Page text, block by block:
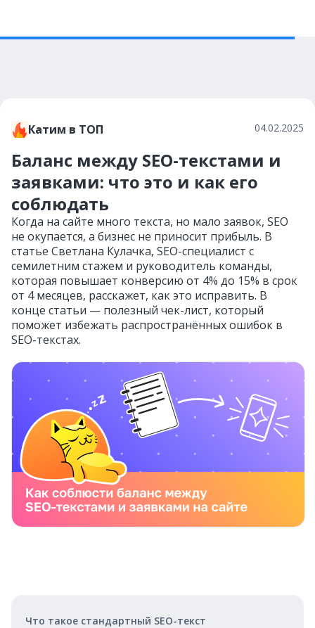
Катим в ТОП 04.02.2025
Баланс между SEO-текстами и
заявками: что это и как его
соблюдать
Когда на сайте много текста, но мало заявок, SEO
не окупается, а бизнес не приносит прибыль. В
статье Светлана Кулачка, SEO-специалист с
семилетним стажем и руководитель команды,
которая повышает конверсию от 4% до 15% в срок
от 4 месяцев, расскажет, как это исправить. В
конце статьи — полезный чек-лист, который
поможет избежать распространённых ошибок в
SEO-текстах.
Что такое стандартный SEO-текст